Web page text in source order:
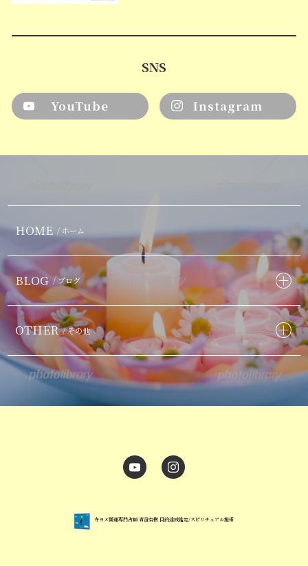
SNS
YouTube Instagram
HOME / ホーム
BLOG / ブログ
OTHER / その他
寺ヨメ開運専門占師 青澄杏樹 目的達成鑑定/スピリチュアル施術